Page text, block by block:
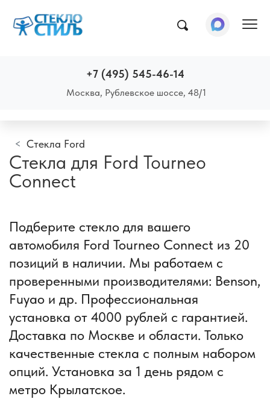
+7 (495) 545-46-14
Москва, Рублевское шоссе, 48/1
Стекла Ford
Стекла для Ford Tourneo
Connect
Подберите стекло для вашего
автомобиля Ford Tourneo Connect из 20
позиций в наличии. Мы работаем с
проверенными производителями: Benson,
Fuyao и др. Профессиональная
установка от 4000 рублей с гарантией.
Доставка по Москве и области. Только
качественные стекла с полным набором
опций. Установка за 1 день рядом с
метро Крылатское.